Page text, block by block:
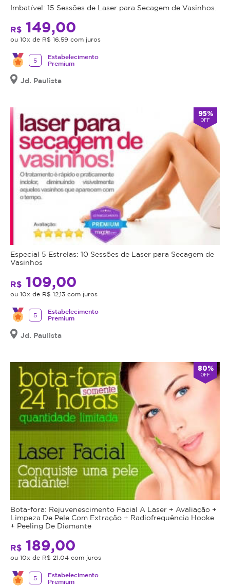
Imbatível: 15 Sessões de Laser para Secagem de Vasinhos.
R$ 149,00
ou 10x de R$ 16,59 com juros
5
Estabelecimento
Premium
Jd. Paulista
95%
OFF
Especial 5 Estrelas: 10 Sessões de Laser para Secagem de
Vasinhos
R$ 109,00
ou 10x de R$ 12,13 com juros
5
Estabelecimento
Premium
Jd. Paulista
80%
OFF
Bota-fora: Rejuvenescimento Facial A Laser + Avaliação +
Limpeza De Pele Com Extração + Radiofrequência Hooke
+ Peeling De Diamante
R$ 189,00
ou 10x de R$ 21,04 com juros
5
Estabelecimento
Premium